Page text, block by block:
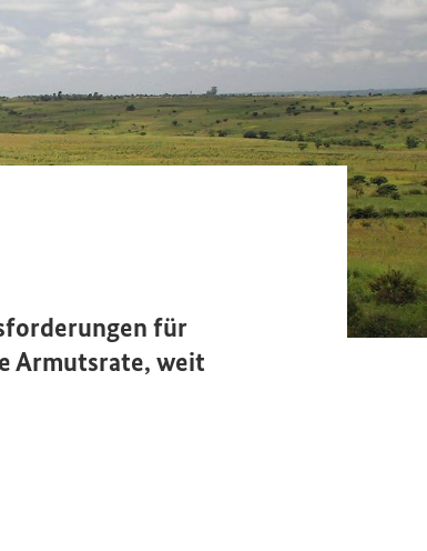
für
Armutsrate, weit